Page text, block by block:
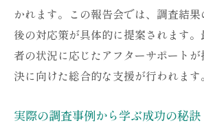
かれます。この報告会では、調査結
後の対応策が具体的に提案されます
者の状況に応じたアフターサポート
決に向けた総合的な支援が行われます。
実際の調査事例から学ぶ成功の秘訣